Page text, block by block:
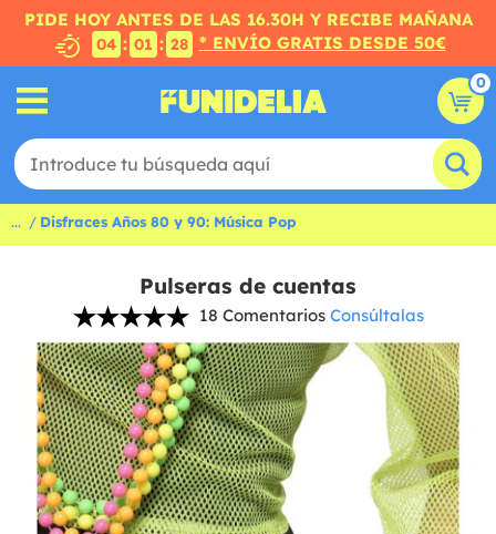
PIDE HOY ANTES DE LAS 16.30H Y RECIBE MAÑANA
04 : 01 : 27 * ENVÍO GRATIS DESDE 50€
0
... Disfraces Años 80 y 90: Música Pop
Pulseras de cuentas
18 Comentarios Consúltalas